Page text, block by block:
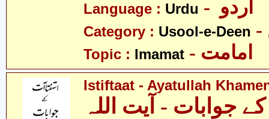
Language : Urdu
Category : Usool-e-Deen
Topic : Imamat - امامت
Istiftaat - Ayatullah
جوابات - آیت اللہ